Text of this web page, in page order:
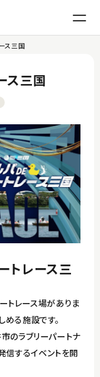
ス三国
ス三国
トレース三
トレース場がありま
る施設です。
市のラブリーパートナ
信するイベントを開